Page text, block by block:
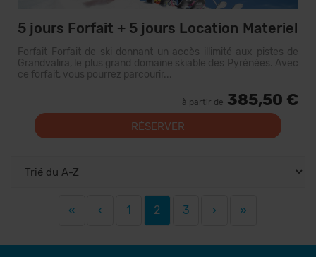
5 jours Forfait + 5 jours Location Materiel
Forfait Forfait de ski donnant un accès illimité aux pistes de
Grandvalira, le plus grand domaine skiable des Pyrénées. Avec
ce forfait, vous pourrez parcourir...
à partir de 385,50 €
RÉSERVER
« ‹ 1 2 3 › »